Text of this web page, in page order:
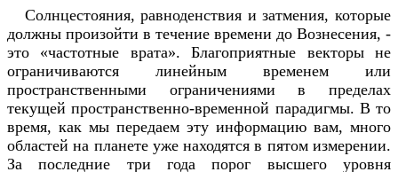
Солнцестояния, равноденствия и затмения, которые
должны произойти в течение времени до Вознесения, -
это «частотные врата». Благоприятные векторы не
ограничиваются линейным временем или
пространственными ограничениями в пределах
текущей пространственно-временной парадигмы. В то
время, как мы передаем эту информацию вам, много
областей на планете уже находятся в пятом измерении.
За последние три года порог высшего уровня